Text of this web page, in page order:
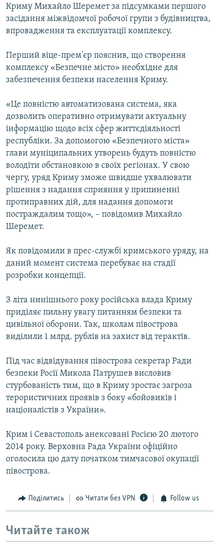
Криму Михайло Шеремет за підсумками першого
засідання міжвідомчої робочої групи з будівництва,
впровадження та експлуатації комплексу.
Перший віце-прем'єр пояснив, що створення
комплексу «Безпечне місто» необхідне для
забезпечення безпеки населення Криму.
«Це повністю автоматизована система, яка
дозволить оперативно отримувати актуальну
інформацію щодо всіх сфер життєдіяльності
республіки. За допомогою «Безпечного міста»
глави муніципальних утворень будуть повністю
володіти обстановкою в своїх регіонах. У свою
чергу, уряд Криму зможе швидше ухвалювати
рішення з надання сприяння у припиненні
протиправних дій, для надання допомоги
постраждалим тощо», – повідомив Михайло
Шеремет.
Як повідомили в прес-службі кримського уряду, на
даний момент система перебуває на стадії
розробки концепції.
З літа нинішнього року російська влада Криму
приділяє пильну увагу питанням безпеки та
цивільної оборони. Так, школам півострова
виділили 1 млрд. рублів на захист від терактів.
Під час відвідування півострова секретар Ради
безпеки Росії Микола Патрушев висловив
стурбованість тим, що в Криму зростає загроза
терористичних проявів з боку «бойовиків і
націоналістів з України».
Крим і Севастополь анексовані Росією 20 лютого
2014 року. Верховна Рада України офіційно
оголосила цю дату початком тимчасової окупації
півострова.
Поділитись Читати без VPN Follow us
Читайте також